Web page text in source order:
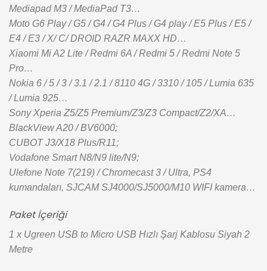
Mediapad M3 / MediaPad T3…
Moto G6 Play / G5 / G4 / G4 Plus / G4 play / E5 Plus / E5 /
E4 / E3 / X/ C/ DROID RAZR MAXX HD…
Xiaomi Mi A2 Lite / Redmi 6A / Redmi 5 / Redmi Note 5
Pro…
Nokia 6 / 5 / 3 / 3.1 / 2.1 / 8110 4G / 3310 / 105 / Lumia 635
/ Lumia 925…
Sony Xperia Z5/Z5 Premium/Z3/Z3 Compact/Z2/XA…
BlackView A20 / BV6000;
CUBOT J3/X18 Plus/R11;
Vodafone Smart N8/N9 lite/N9;
Ulefone Note 7(219) / Chromecast 3 / Ultra, PS4
kumandaları, SJCAM SJ4000/SJ5000/M10 WIFI kamera…
Paket İçeriği
1 x Ugreen USB to Micro USB Hızlı Şarj Kablosu Siyah 2
Metre